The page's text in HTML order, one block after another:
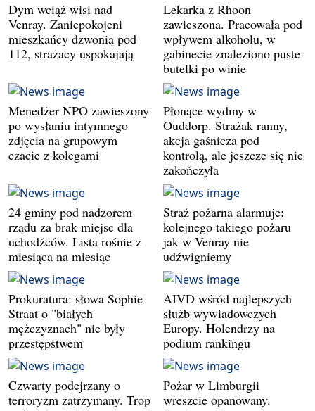
Dym wciąż wisi nad
Venray. Zaniepokojeni
mieszkańcy dzwonią pod
112, strażacy uspokajają
Lekarka z Rhoon
zawieszona. Pracowała pod
wpływem alkoholu, w
gabinecie znaleziono puste
butelki po winie
Menedżer NPO zawieszony
po wysłaniu intymnego
zdjęcia na grupowym
czacie z kolegami
Płonące wydmy w
Ouddorp. Strażak ranny,
akcja gaśnicza pod
kontrolą, ale jeszcze się nie
zakończyła
24 gminy pod nadzorem
rządu za brak miejsc dla
uchodźców. Lista rośnie z
miesiąca na miesiąc
Straż pożarna alarmuje:
kolejnego takiego pożaru
jak w Venray nie
udźwigniemy
Prokuratura: słowa Sophie
Straat o "białych
mężczyznach" nie były
przestępstwem
AIVD wśród najlepszych
służb wywiadowczych
Europy. Holendrzy na
podium rankingu
Czwarty podejrzany o
terroryzm zatrzymany. Trop
Pożar w Limburgii
wreszcie opanowany.